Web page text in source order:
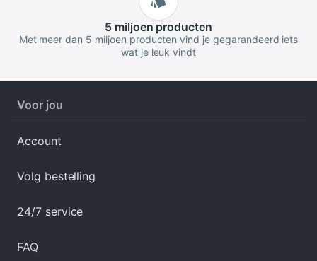
5 miljoen producten
Met meer dan 5 miljoen producten vind je gegarandeerd iets
wat je leuk vindt
Voor jou
Account
Volg bestelling
24/7 service
FAQ